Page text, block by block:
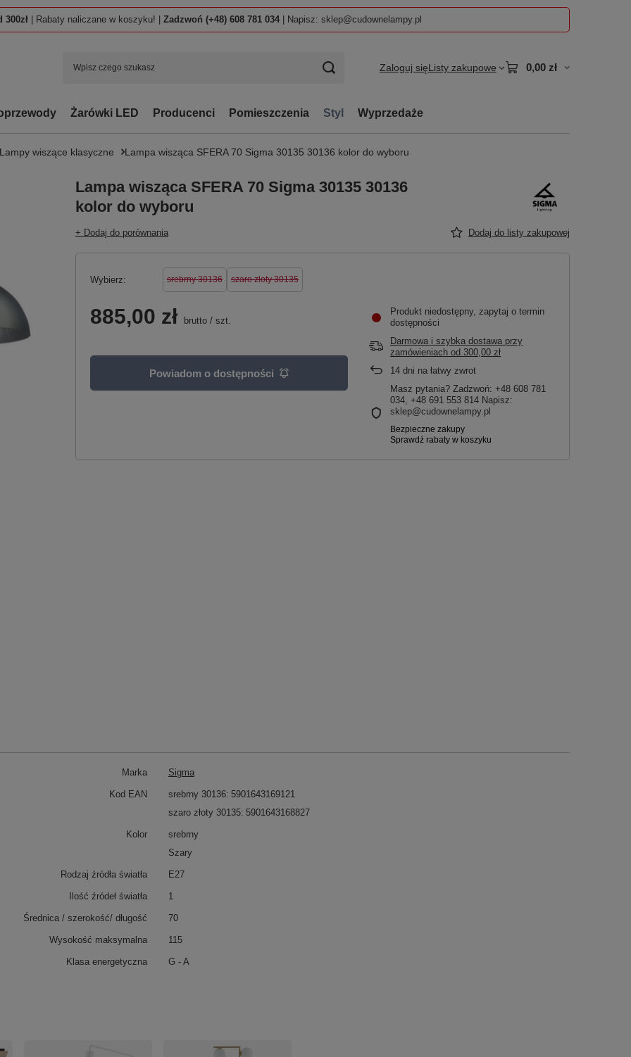
300zł | Rabaty naliczane w koszyku! | Zadzwoń (+48) 608 781 034 | Napisz: sklep@cudownelampy.pl
Zaloguj sięListy zakupowe 0,00 zł
Żarówki LED Producenci Pomieszczenia Styl Wyprzedaże
Lampy wiszące klasyczne Lampa wisząca SFERA 70 Sigma 30135 30136 kolor do wyboru
Lampa wisząca SFERA 70 Sigma 30135 30136
kolor do wyboru
+ Dodaj do porównania Dodaj do listy zakupowej
Wybierz srebrny 30136 szaro złoty 30135
885,00 zł brutto / szt.
Powiadom o dostępności
Produkt niedostępny, zapytaj o termin
dostępności
Darmowa i szybka dostawa przy
zamówieniach od 300,00 zł
14 dni na łatwy zwrot
Masz pytania? Zadzwoń: +48 608 781
034, +48 691 553 814 Napisz:
sklep@cudownelampy.pl
Marka Sigma
Kod EAN srebrny 30136 5901643169121
szaro złoty 30135 5901643168827
Kolor
srebrny
Szary
Rodzaj źródła światła E27
Ilość źródeł światła 1
Średnica / szerokość/ długość 70
Wysokość maksymalna 115
Klasa energetyczna G - A